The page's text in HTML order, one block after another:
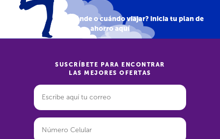
¿Aún no sabes a dónde o cuándo viajar? inicia tu plan de
ahorroaquí
SUSCRÍBETE PARA ENCONTRAR
LAS MEJORES OFERTAS